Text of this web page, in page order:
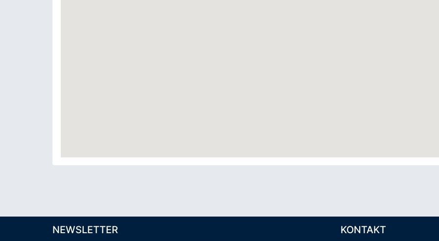
NEWSLETTER KONTAKT